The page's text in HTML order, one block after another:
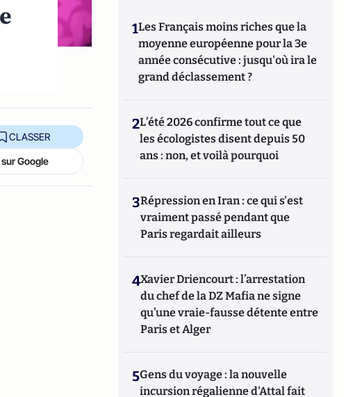
CLASSER
Google
1Les Français moins riches que la
moyenne européenne pour la 3e
année consécutive : jusqu'où ira le
grand déclassement ?
2L’été 2026 confirme tout ce que
les écologistes disent depuis 50
ans : non, et voilà pourquoi
3Répression en Iran : ce qui s'est
vraiment passé pendant que
Paris regardait ailleurs
4Xavier Driencourt : l’arrestation
du chef de la DZ Mafia ne signe
qu’une vraie-fausse détente entre
Paris et Alger
5Gens du voyage : la nouvelle
incursion régalienne d'Attal fait